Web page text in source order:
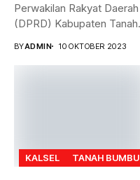
Perwakilan Rakyat Daerah
(DPRD) Kabupaten Tanah
BYADMIN 10 OKTOBER 2023
KALSEL TANAH BUMBU